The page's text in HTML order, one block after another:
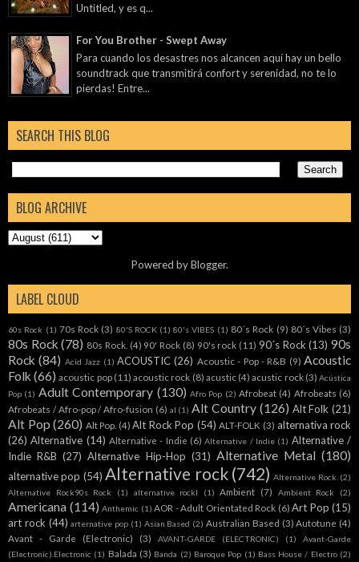
Untitled, y es q...
For You Brother - Swept Away
Para cuando los desastres nos alcancen aquí hay un bello
soundtrack que transmitirá confort y serenidad, no te lo
pierdas! Entre...
SEARCH THIS BLOG
BLOG ARCHIVE
Powered byBlogger.
LABEL CLOUD
60s Rock (1) 70s Rock (3) 80'S ROCK (1) 80's VIBES (1) 80´s Rock (9) 80´s Vibes (3)
80s Rock (78) 80s Rock. (4) 90' Rock (8) 90's rock (11) 90´s Rock (13) 90s
Rock (84) Acid Jazz (1) ACOUSTIC (26) Acoustic - Pop - R&B (9) Acoustic
Folk (66) acoustic pop (11) acoustic rock (8) acustic (4) acustic rock (3) Acústica
Pop (1) Adult Contemporary (130) Afro Pop (2) Afrobeat (4) Afrobeats (6)
Afrobeats / Afro-pop / Afro-fusion (6) al (1) Alt Country (126) Alt Folk (21)
Alt Pop (260) Alt Pop. (4) Alt Rock Pop (54) ALT-FOLK (3) alternativa rock
(26) Alternative (14) Alternative - Indie (6) Alternative / Indie (1) Alternative /
Indie R&B (27) Alternative Hip-Hop (31) Alternative Metal (180)
alternative pop (54) Alternative rock (742) Alternative Rock. (2)
Alternative Rock90s Rock
(1) alternative rockl (1) Ambient (7) Ambient Rock (2)
Americana (114) Anthemic (1) AOR - Adult Orientated Rock (6) Art Pop (15)
art rock (44) arternative pop (1) Asian Based (2) Australian Based (3) Autotune (4)
Avant - Garde (Electronic)
(3) AVANT-GARDE (ELECTRONIC) (1)
Avant-Garde
(Electronic).Electronic (1) Balada (3) Banda (2) Baroque Pop (1) Bass House / Electro (2)